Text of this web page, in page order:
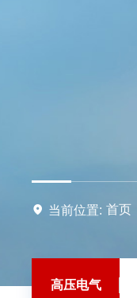
当前位置: 首页
高压电气